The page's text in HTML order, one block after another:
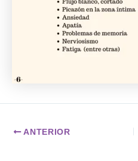
ANTERIOR